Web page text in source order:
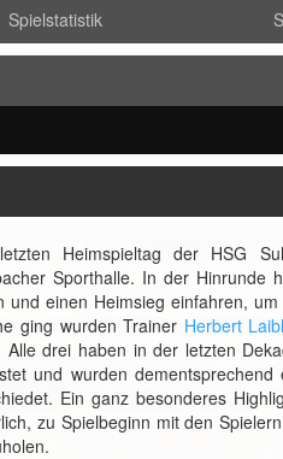
Spielstatistik
Heimspieltag der HSG
Sporthalle. In der Hinrunde
einen Heimsieg einfahren,
ging wurden Trainer Herbert
drei haben in der letzten
und wurden dementsprechend
Ein ganz besonderes
zu Spielbeginn mit den